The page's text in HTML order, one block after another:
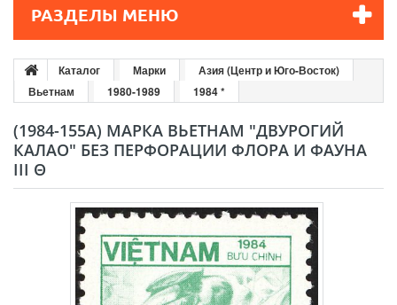
РАЗДЕЛЫ МЕНЮ
Каталог Марки
Азия (Центр и Юго-Восток)
Вьетнам
1980-1989 1984 *
(1984-155A) МАРКА ВЬЕТНАМ "ДВУРОГИЙ
КАЛАО" БЕЗ ПЕРФОРАЦИИ ФЛОРА И ФАУНА
III Θ